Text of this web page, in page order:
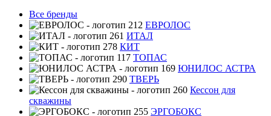
Все бренды
ЕВРОЛОС
ИТАЛ
КИТ
ТОПАС
ЮНИЛОС АСТРА
ТВЕРЬ
Кессон для
скважины
ЭРГОБОКС